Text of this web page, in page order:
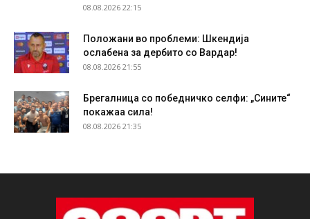
08.08.2026 22:15
Положани во проблеми: Шкендија
ослабена за дербито со Вардар!
08.08.2026 21:55
Брегалница со победничко селфи: „Сините“
покажаа сила!
08.08.2026 21:35